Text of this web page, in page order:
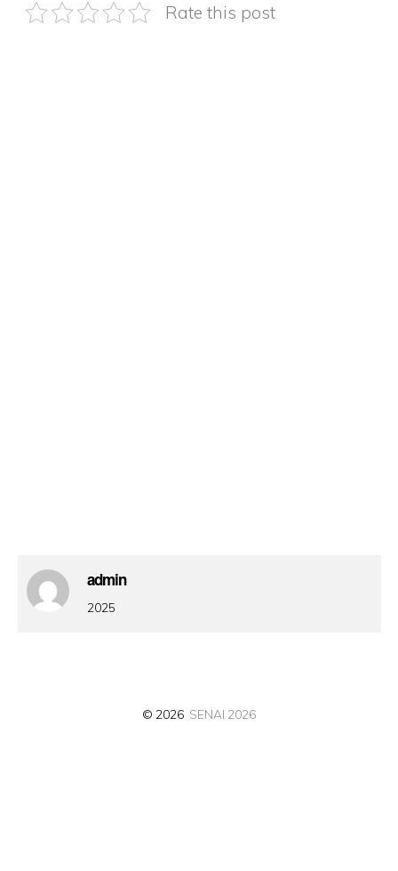
Rate this post
admin
2025
© 2026 SENAI 2026